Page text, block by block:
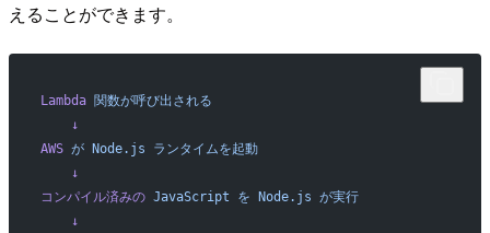
えることができます。
Lambda 関数が呼び出される
    ↓
AWS が Node.js ランタイムを起動
    ↓
コンパイル済みの JavaScript を Node.js が実行
    ↓